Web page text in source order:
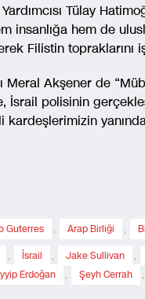
Tülay
insanlığa hem de
Filistin topraklarını
Meral Akşener de
polisinin
kardeşlerimizin
Guterres , Arap Birliği ,
, İsrail , Jake Sullivan ,
Erdoğan , Şeyh Cerrah ,